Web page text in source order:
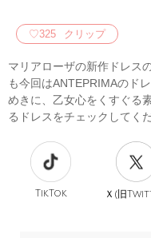
♡325 クリップ
マリアローザの新作ドレス
も今回はANTEPRIMAのド
めきに、乙女心をくすぐる
るドレスをチェックしてく
TikTok Ｘ(旧